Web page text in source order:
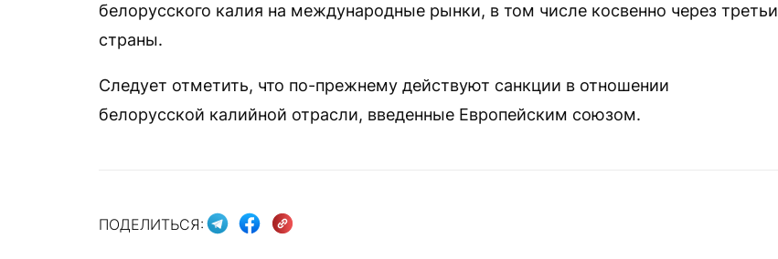
белорусского калия на международные рынки, в том числе косвенно через третьи
страны.
Следует отметить, что по-прежнему действуют санкции в отношении
белорусской калийной отрасли, введенные Европейским союзом.
ПОДЕЛИТЬСЯ: